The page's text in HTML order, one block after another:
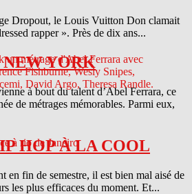
Dropout, le Louis Vuitton Don clamait
rapper ». Près de dix ans...
YORK
à bout du talent d’Abel Ferrara, ce
de métrages mémorables. Parmi eux,
HOP À LA COOL
en fin de semestre, il est bien mal aisé de
les plus efficaces du moment. Et...